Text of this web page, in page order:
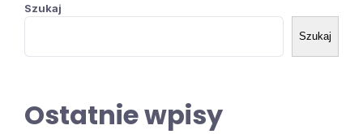
Szukaj
Szukaj
Ostatnie wpisy